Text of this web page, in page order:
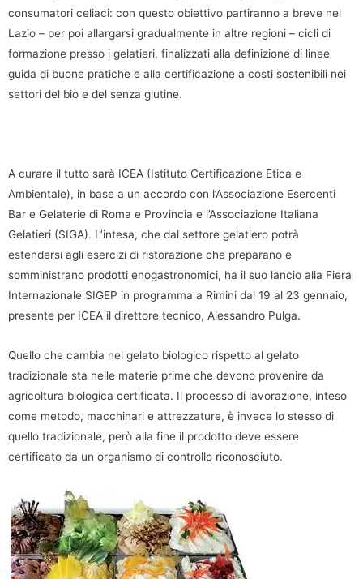
consumatori celiaci: con questo obiettivo partiranno a breve nel
Lazio – per poi allargarsi gradualmente in altre regioni – cicli di
formazione presso i gelatieri, finalizzati alla definizione di linee
guida di buone pratiche e alla certificazione a costi sostenibili nei
settori del bio e del senza glutine.
A curare il tutto sarà ICEA (Istituto Certificazione Etica e
Ambientale), in base a un accordo con l’Associazione Esercenti
Bar e Gelaterie di Roma e Provincia e l’Associazione Italiana
Gelatieri (SIGA). L’intesa, che dal settore gelatiero potrà
estendersi agli esercizi di ristorazione che preparano e
somministrano prodotti enogastronomici, ha il suo lancio alla Fiera
Internazionale SIGEP in programma a Rimini dal 19 al 23 gennaio,
presente per ICEA il direttore tecnico, Alessandro Pulga.
Quello che cambia nel gelato biologico rispetto al gelato
tradizionale sta nelle materie prime che devono provenire da
agricoltura biologica certificata. Il processo di lavorazione, inteso
come metodo, macchinari e attrezzature, è invece lo stesso di
quello tradizionale, però alla fine il prodotto deve essere
certificato da un organismo di controllo riconosciuto.